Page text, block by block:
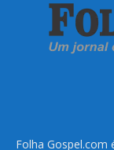
Folha Gospel.com